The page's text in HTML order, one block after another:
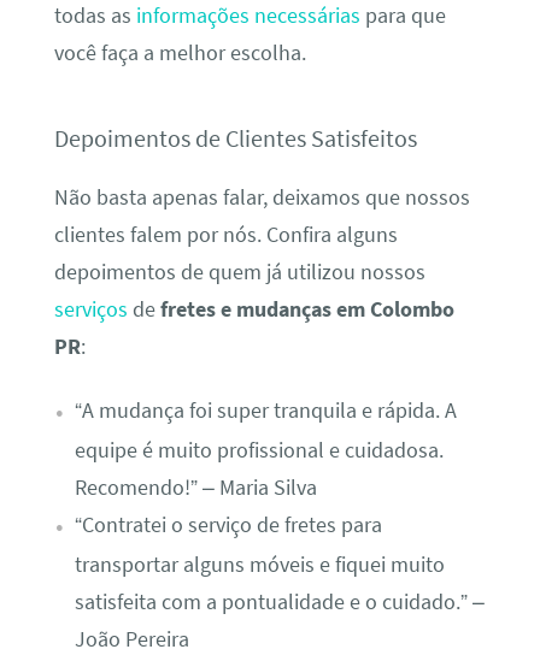
todas as informações necessárias para que
você faça a melhor escolha.
Depoimentos de Clientes Satisfeitos
Não basta apenas falar, deixamos que nossos
clientes falem por nós. Confira alguns
depoimentos de quem já utilizou nossos
serviços defretes e mudanças em Colombo
PR:
“A mudança foi super tranquila e rápida. A
equipe é muito profissional e cuidadosa.
Recomendo!” – Maria Silva
“Contratei o serviço de fretes para
transportar alguns móveis e fiquei muito
satisfeita com a pontualidade e o cuidado.” –
João Pereira